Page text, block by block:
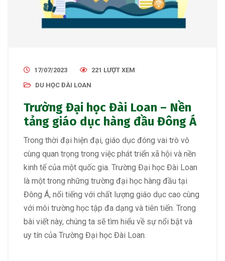
17/07/2023
221 LƯỢT XEM
DU HỌC ĐÀI LOAN
Trường Đại học Đài Loan – Nền
tảng giáo dục hàng đầu Đông Á
Trong thời đại hiện đại, giáo dục đóng vai trò vô
cùng quan trọng trong việc phát triển xã hội và nền
kinh tế của một quốc gia. Trường Đại học Đài Loan
là một trong những trường đại học hàng đầu tại
Đông Á, nổi tiếng với chất lượng giáo dục cao cùng
với môi trường học tập đa dạng và tiên tiến. Trong
bài viết này, chúng ta sẽ tìm hiểu về sự nổi bật và
uy tín của Trường Đại học Đài Loan.